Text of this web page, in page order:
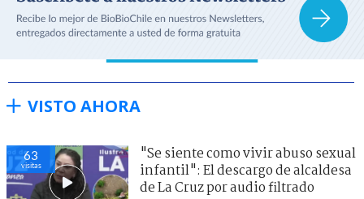
VISTO AHORA
64
visitas
"Se siente como vivir abuso sexual
infantil": El descargo de alcaldesa
de La Cruz por audio filtrado